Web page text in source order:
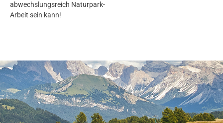
abwechslungsreich Naturpark-
Arbeit sein kann!